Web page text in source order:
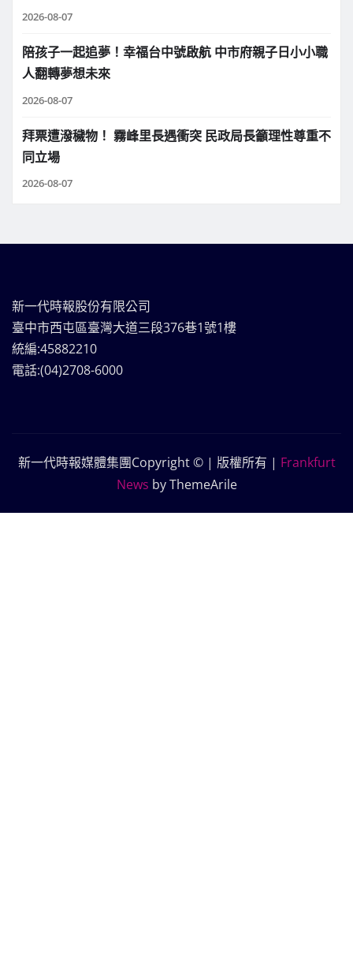
2026-08-07
陪孩子一起追夢！幸福台中號啟航 中市府親子日小小職
人翻轉夢想未來
2026-08-07
拜票遭潑穢物！ 霧峰里長遇衝突 民政局長籲理性尊重不
同立場
2026-08-07
新一代時報股份有限公司
臺中市西屯區臺灣大道三段376巷1號1樓
統編:45882210
電話:(04)2708-6000
新一代時報媒體集團Copyright © | 版權所有 | Frankfurt
News by ThemeArile